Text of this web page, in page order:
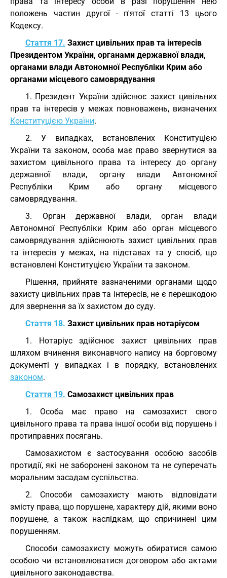
положень частин другої - п'ятої статті 13 цього
Кодексу.
Стаття 17. Захист цивільних прав та інтересів
Президентом України, органами державної влади,
органами влади Автономної Республіки Крим або
органами місцевого самоврядування
1. Президент України здійснює захист цивільних
прав та інтересів у межах повноважень, визначених
Конституцією України.
2. У випадках, встановлених Конституцією
України та законом, особа має право звернутися за
захистом цивільного права та інтересу до органу
державної влади, органу влади Автономної
Республіки Крим або органу місцевого
самоврядування.
3. Орган державної влади, орган влади
Автономної Республіки Крим або орган місцевого
самоврядування здійснюють захист цивільних прав
та інтересів у межах, на підставах та у спосіб, що
встановлені Конституцією України та законом.
Рішення, прийняте зазначеними органами щодо
захисту цивільних прав та інтересів, не є перешкодою
для звернення за їх захистом до суду.
Стаття 18. Захист цивільних прав нотаріусом
1. Нотаріус здійснює захист цивільних прав
шляхом вчинення виконавчого напису на борговому
документі у випадках і в порядку, встановлених
законом.
Стаття 19. Самозахист цивільних прав
1. Особа має право на самозахист свого
цивільного права та права іншої особи від порушень і
протиправних посягань.
Самозахистом є застосування особою засобів
протидії, які не заборонені законом та не суперечать
моральним засадам суспільства.
2. Способи самозахисту мають відповідати
змісту права, що порушене, характеру дій, якими воно
порушене, а також наслідкам, що спричинені цим
порушенням.
Способи самозахисту можуть обиратися самою
особою чи встановлюватися договором або актами
цивільного законодавства.